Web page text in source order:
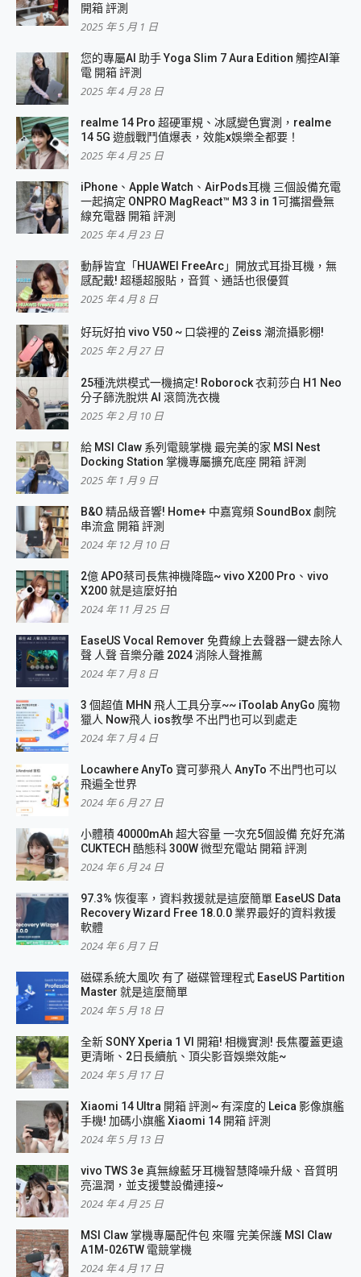
開箱 評測
2025 年 5 月 1 日
您的專屬AI 助手 Yoga Slim 7 Aura Edition 觸控AI筆
電 開箱 評測
2025 年 4 月 28 日
realme 14 Pro 超硬軍規、冰感變色實測，realme
14 5G 遊戲戰鬥值爆表，效能x娛樂全都要！
2025 年 4 月 25 日
iPhone、Apple Watch、AirPods耳機 三個設備充電
一起搞定 ONPRO MagReact™ M3 3 in 1可攜摺疊無
線充電器 開箱 評測
2025 年 4 月 23 日
動靜皆宜「HUAWEI FreeArc」開放式耳掛耳機，無
感配戴! 超穩超服貼，音質、通話也很優質
2025 年 4 月 8 日
好玩好拍 vivo V50 ~ 口袋裡的 Zeiss 潮流攝影棚!
2025 年 2 月 27 日
25種洗烘模式一機搞定! Roborock 衣莉莎白 H1 Neo
分子篩洗脫烘 AI 滾筒洗衣機
2025 年 2 月 10 日
給 MSI Claw 系列電競掌機 最完美的家 MSI Nest
Docking Station 掌機專屬擴充底座 開箱 評測
2025 年 1 月 9 日
B&O 精品級音響! Home+ 中嘉寬頻 SoundBox 劇院
串流盒 開箱 評測
2024 年 12 月 10 日
2億 APO蔡司長焦神機降臨~ vivo X200 Pro、vivo
X200 就是這麼好拍
2024 年 11 月 25 日
EaseUS Vocal Remover 免費線上去聲器一鍵去除人
聲 人聲 音樂分離 2024 消除人聲推薦
2024 年 7 月 8 日
3 個超值 MHN 飛人工具分享~~ iToolab AnyGo 魔物
獵人 Now飛人 ios教學 不出門也可以到處走
2024 年 7 月 4 日
Locawhere AnyTo 寶可夢飛人 AnyTo 不出門也可以
飛遍全世界
2024 年 6 月 27 日
小體積 40000mAh 超大容量 一次充5個設備 充好充滿
CUKTECH 酷態科 300W 微型充電站 開箱 評測
2024 年 6 月 24 日
97.3% 恢復率，資料救援就是這麼簡單 EaseUS Data
Recovery Wizard Free 18.0.0 業界最好的資料救援
軟體
2024 年 6 月 7 日
磁碟系統大風吹 有了 磁碟管理程式 EaseUS Partition
Master 就是這麼簡單
2024 年 5 月 18 日
全新 SONY Xperia 1 VI 開箱! 相機實測! 長焦覆蓋更遠
更清晰、2日長續航、頂尖影音娛樂效能~
2024 年 5 月 17 日
Xiaomi 14 Ultra 開箱 評測~ 有深度的 Leica 影像旗艦
手機! 加碼小旗艦 Xiaomi 14 開箱 評測
2024 年 5 月 13 日
vivo TWS 3e 真無線藍牙耳機智慧降噪升級、音質明
亮溫潤，並支援雙設備連接~
2024 年 4 月 25 日
MSI Claw 掌機專屬配件包 來囉 完美保護 MSI Claw
A1M-026TW 電競掌機
2024 年 4 月 17 日